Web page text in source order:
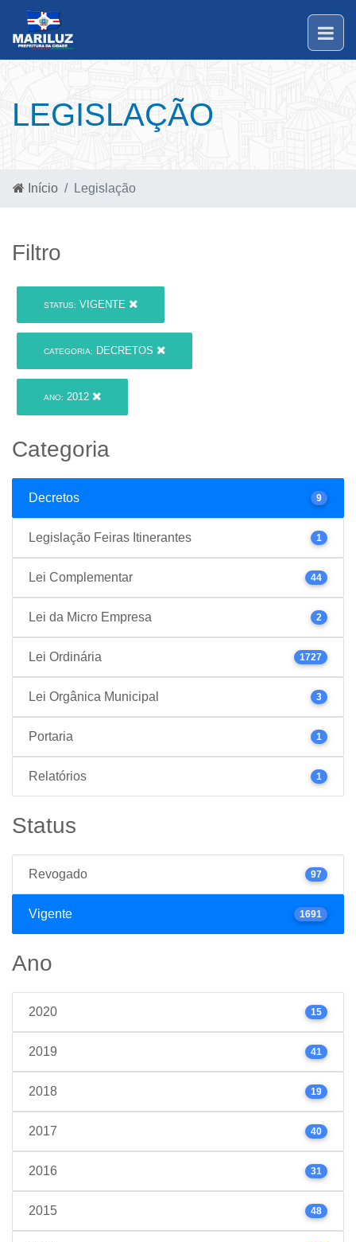
LEGISLAÇÃO
Início Legislação
Filtro
STATUS: VIGENTE
CATEGORIA: DECRETOS
ANO: 2012
Categoria
Decretos 9
Legislação Feiras Itinerantes 1
Lei Complementar 44
Lei da Micro Empresa 2
Lei Ordinária 1727
Lei Orgânica Municipal 3
Portaria 1
Relatórios 1
Status
Revogado 97
Vigente 1691
Ano
2020 15
2019 41
2018 19
2017 40
2016 31
2015 48